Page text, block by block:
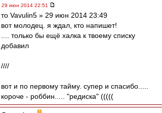
29 июн 2014 22:51
то Vavulin5 » 29 июн 2014 23:49
вот молодец. я ждал, кто напишет!
.... только бы ещё халка к твоему списку
добавил
////
вот и по первому тайму. супер и спасибо.....
короче - роббин..... "редиска" (((((